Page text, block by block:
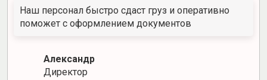
Наш персонал быстро сдаст груз и оперативно
поможет с оформлением документов
Александр
Директор